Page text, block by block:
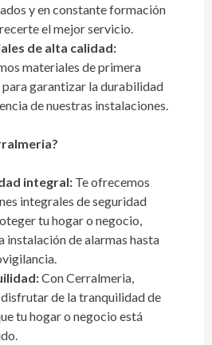
y en constante formación
el mejor servicio.
de alta calidad:
materiales de primera
garantizar la durabilidad
de nuestras instalaciones.
integral:Te ofrecemos
integrales de seguridad
tu hogar o negocio,
instalación de alarmas hasta
Con Cerralmeria,
de la tranquilidad de
tu hogar o negocio está